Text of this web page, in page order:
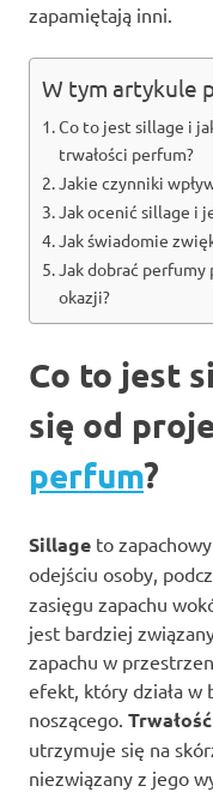
zapamiętają inni.
W tym artykule
Co to jest sillage i
trwałości perfum?
Jakie czynniki
Jak ocenić sillage i
Jak świadomie
Jak dobrać perfumy
okazji?
Co to jest
się od
perfum?
Sillage to
odejściu osoby,
zasięgu zapachu
jest bardziej
zapachu w
efekt, który działa w
noszącego. Trwałość
utrzymuje się na
niezwiązany z jego